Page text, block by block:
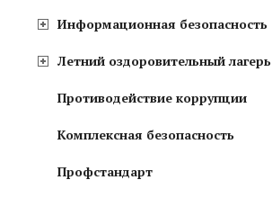
Информационная безопасность
Летний оздоровительный лагерь
Противодействие коррупции
Комплексная безопасность
Профстандарт